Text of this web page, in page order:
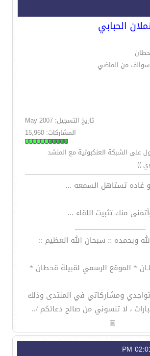
الحبابي
من الماضي
تاريخ التسجيل: May 2007
المشاركات: 15,960
على الشبكة العنكبوتية مع المنشد
))
غاده تستاهل السمعه ...
منك تثبيت اللقاء ...
__________________
وبحمده :: سبحان الله العظيم ::
* الموقع الرسمي لقبيلة قحطان *
تواجدي ومشاركاتي في المنتدى وذلك
، لا تنسوني من صالح دعائكم /..